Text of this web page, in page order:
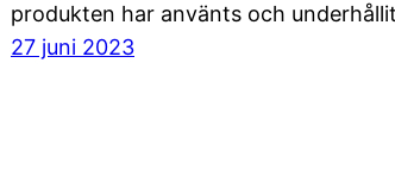
produkten har använts och
27 juni 2023